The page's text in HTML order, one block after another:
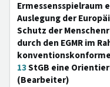
Auslegung der
Schutz der
durch den EGMR im
13StGB eine
(Bearbeiter)